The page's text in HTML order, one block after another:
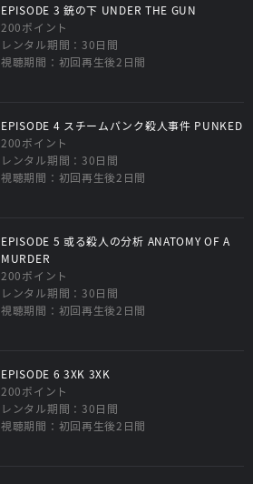
EPISODE 3 銃の下 UNDER THE GUN
200ポイント
レンタル期間：30日間
視聴期間：初回再生後2日間
EPISODE 4 スチームパンク殺人事件 PUNKED
200ポイント
レンタル期間：30日間
視聴期間：初回再生後2日間
EPISODE 5 或る殺人の分析 ANATOMY OF A
MURDER
200ポイント
レンタル期間：30日間
視聴期間：初回再生後2日間
EPISODE 6 3XK 3XK
200ポイント
レンタル期間：30日間
視聴期間：初回再生後2日間